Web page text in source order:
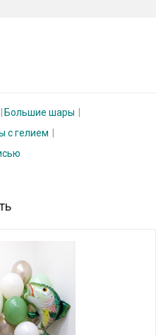
Большие шары
с гелием